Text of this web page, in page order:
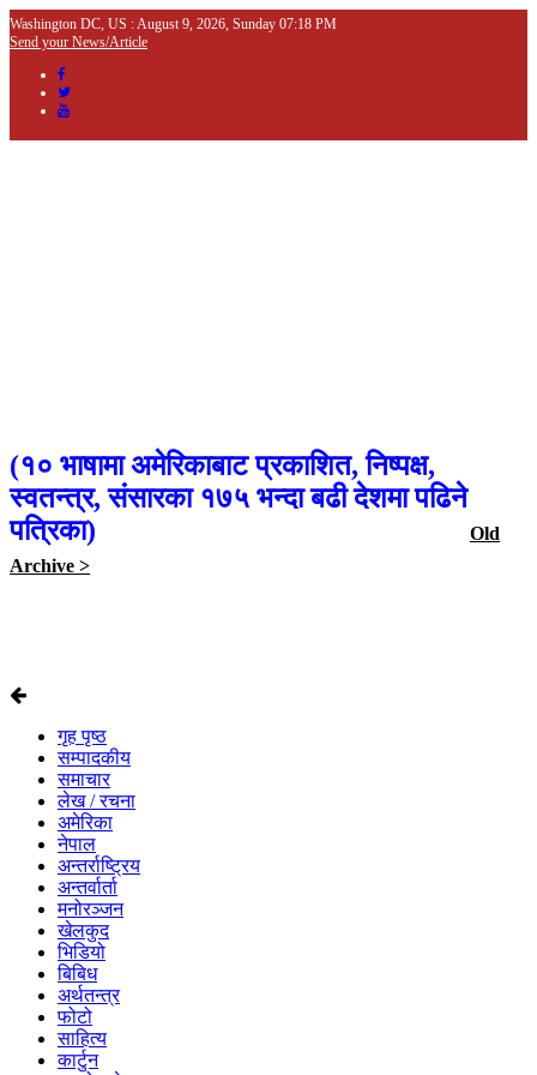
Washington DC, US : August 9, 2026, Sunday 07:18 PM
Send your News/Article
(१० भाषामा अमेरिकाबाट प्रकाशित, निष्पक्ष,
स्वतन्त्र,संसारका १७५ भन्दा बढी देशमा पढिने
पत्रिका)
Old
Archive >
गृह पृष्ठ
सम्पादकीय
समाचार
लेख / रचना
अमेरिका
नेपाल
अन्तर्राष्ट्रिय
अन्तर्वार्ता
मनोरञ्जन
खेलकुद
भिडियो
बिबिध
अर्थतन्त्र
फोटो
साहित्य
कार्टुन